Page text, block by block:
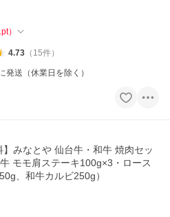
pt）
4.73（ 15件）
発送（休業日を除く）
】みなとや 仙台牛・和牛 焼肉セッ
牛 モモ肩ステーキ100g×3・ロース
、和牛カルビ250g）